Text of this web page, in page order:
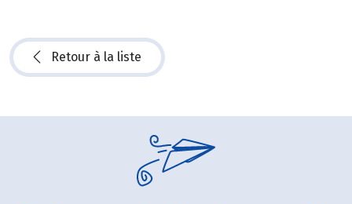
Retour à la liste